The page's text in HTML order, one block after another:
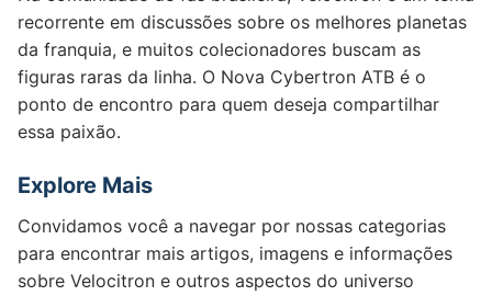
recorrente em discussões sobre os melhores planetas
da franquia, e muitos colecionadores buscam as
figuras raras da linha. O Nova Cybertron ATB é o
ponto de encontro para quem deseja compartilhar
essa paixão.
Explore Mais
Convidamos você a navegar por nossas categorias
para encontrar mais artigos, imagens e informações
sobre Velocitron e outros aspectos do universo